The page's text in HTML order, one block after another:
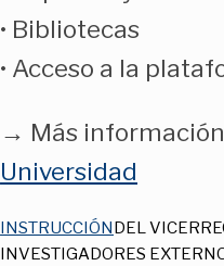
• Bibliotecas
• Acceso a la
→ Más
Universidad
INSTRUCCIÓNDEL
INVESTIGADORES